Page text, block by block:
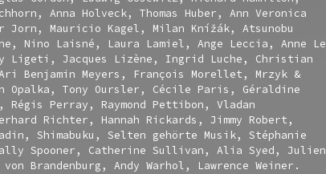
Anna Holveck, Thomas Huber, Ann Veronica
Jorn, Mauricio Kagel, Milan Knížák, Atsunobu
Nino Laisné, Laura Lamiel, Ange Leccia, Anne Le
Ligeti, Jacques Lizène, Ingrid Luche, Christian
Benjamin Meyers, François Morellet, Mrzyk &
Opalka, Tony Oursler, Cécile Paris, Géraldine
Perray, Raymond Pettibon, Vladan
Richter, Hannah Rickards, Jimmy Robert,
Shimabuku, Selten gehörte Musik, Stéphanie
Spooner, Catherine Sullivan, Alia Syed, Julien
Brandenburg, Andy Warhol, Lawrence Weiner.